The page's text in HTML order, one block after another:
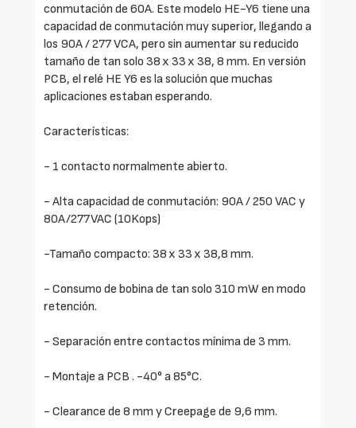
conmutación de 60A. Este modelo HE-Y6 tiene una
capacidad de conmutación muy superior, llegando a
los 90A / 277 VCA, pero sin aumentar su reducido
tamaño de tan solo 38 x 33 x 38, 8 mm. En versión
PCB, el relé HE Y6 es la solución que muchas
aplicaciones estaban esperando.
Características:
- 1 contacto normalmente abierto.
- Alta capacidad de conmutación: 90A / 250 VAC y
80A/277VAC (10Kops)
-Tamaño compacto: 38 x 33 x 38,8 mm.
- Consumo de bobina de tan solo 310 mW en modo
retención.
- Separación entre contactos mínima de 3 mm.
- Montaje a PCB . -40° a 85°C.
- Clearance de 8 mm y Creepage de 9,6 mm.